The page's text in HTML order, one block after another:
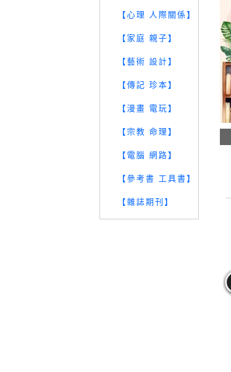
【心理 人際關係】
【家庭 親子】
【藝術 設計】
【傳記 珍本】
【漫畫 電玩】
【宗教 命理】
【電腦 網路】
【參考書 工具書】
【雜誌期刊】